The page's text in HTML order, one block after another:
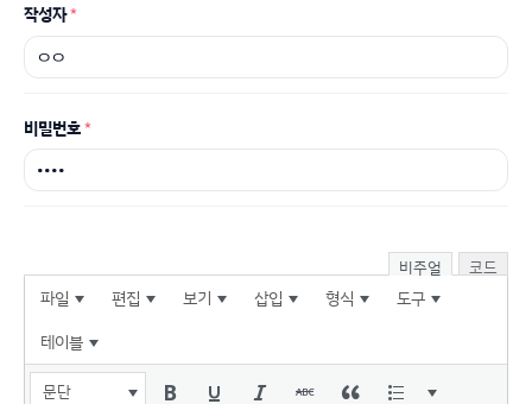
작성자*
비밀번호*
비주얼 코드
파일 편집 보기 삽입 형식
도구
테이블
문단